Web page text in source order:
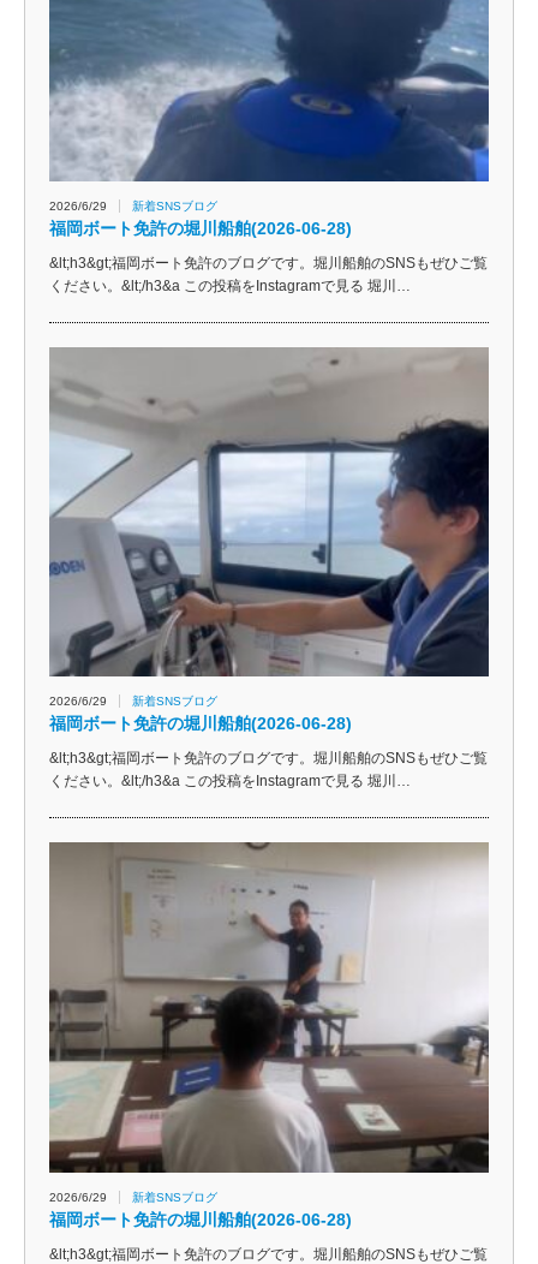
2026/6/29 新着SNSブログ
福岡ボート免許の堀川船舶(2026-06-28)
&lt;h3&gt;福岡ボート免許のブログです。堀川船舶のSNSもぜひご覧
ください。&lt;/h3&a この投稿をInstagramで見る 堀川…
2026/6/29 新着SNSブログ
福岡ボート免許の堀川船舶(2026-06-28)
&lt;h3&gt;福岡ボート免許のブログです。堀川船舶のSNSもぜひご覧
ください。&lt;/h3&a この投稿をInstagramで見る 堀川…
2026/6/29 新着SNSブログ
福岡ボート免許の堀川船舶(2026-06-28)
&lt;h3&gt;福岡ボート免許のブログです。堀川船舶のSNSもぜひご覧